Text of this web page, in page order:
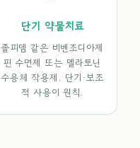
단기 약물치료
졸피뎀 같은 비벤조디아제
핀 수면제 또는 멜라토닌
수용체 작용제. 단기·보조
적 사용이 원칙.